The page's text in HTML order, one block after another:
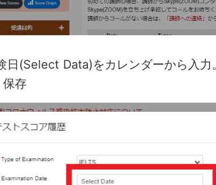
(Select Data)をカレンダーから入
保存